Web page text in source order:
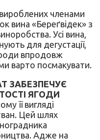
членами
вина «Береґвідек» з
Усі вина,
для дегустації,
впродовж
варто посмакувати.
ЗАБЕЗПЕЧУЄ
ЯГОДИ
її вигляді
Цей шлях
Адже на